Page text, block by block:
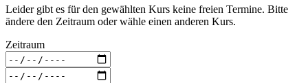
Leider gibt es für den gewählten Kurs keine freien Termine. Bitte
ändere den Zeitraum oder wähle einen anderen Kurs.
Zeitraum